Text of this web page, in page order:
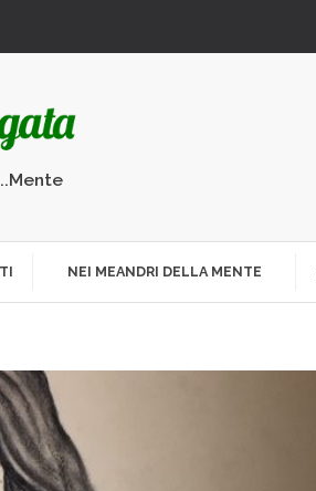
NEI MEANDRI DELLA MENTE